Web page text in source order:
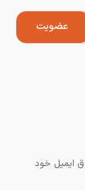
ایمیل خود